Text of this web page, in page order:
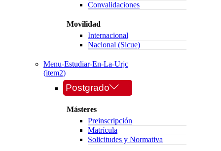
Convalidaciones
Movilidad
Internacional
Nacional (Sicue)
Menu-Estudiar-En-La-Urjc
(item2)
Postgrado
Másteres
Preinscripción
Matrícula
Solicitudes y Normativa